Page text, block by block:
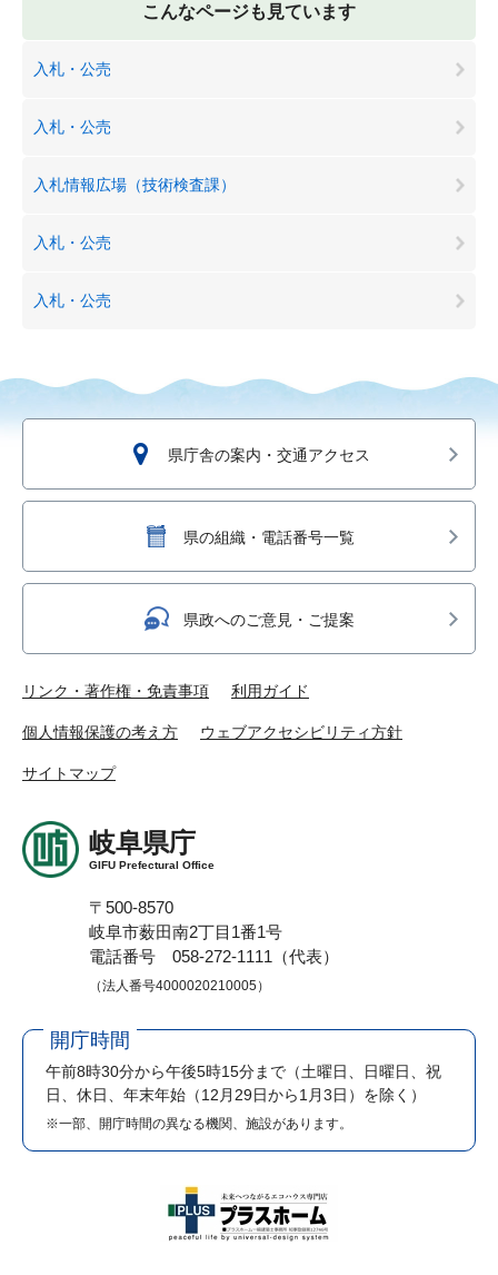
こんなページも見ています
入札・公売
入札・公売
入札情報広場（技術検査課）
入札・公売
入札・公売
県庁舎の案内・交通アクセス
県の組織・電話番号一覧
県政へのご意見・ご提案
リンク・著作権・免責事項 利用ガイド
個人情報保護の考え方 ウェブアクセシビリティ方針
サイトマップ
岐阜県庁
GIFU Prefectural Office
〒500-8570
岐阜市薮田南2丁目1番1号
電話番号 058-272-1111（代表）
（法人番号4000020210005）
開庁時間
午前8時30分から午後5時15分まで （土曜日、日曜日、祝
日、休日、年末年始（12月29日から1月3日）を除く）
※一部、開庁時間の異なる機関、施設があります。